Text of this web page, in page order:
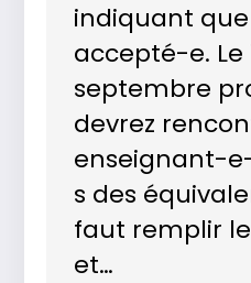
indiquant
accepté-e. Le
septembre
devrez
enseignant-
s des
faut remplir
et…